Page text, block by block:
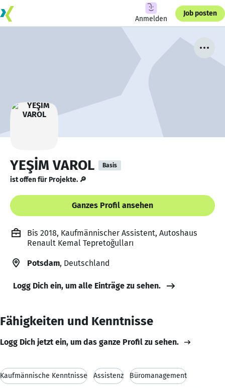
Anmelden
Job posten
YEŞİM VAROL Basis
ist offen für Projekte. 🔎
Ganzes Profil ansehen
Bis 2018, Kaufmännischer Assistent, Autoshaus
Renault Kemal Tepretoğulları
Potsdam, Deutschland
Logg Dich ein, um alle Einträge zu sehen.
Fähigkeiten und Kenntnisse
Logg Dich jetzt ein, um das ganze Profil zu sehen.
Kaufmännische Kenntnisse Assistenz Büromanagement